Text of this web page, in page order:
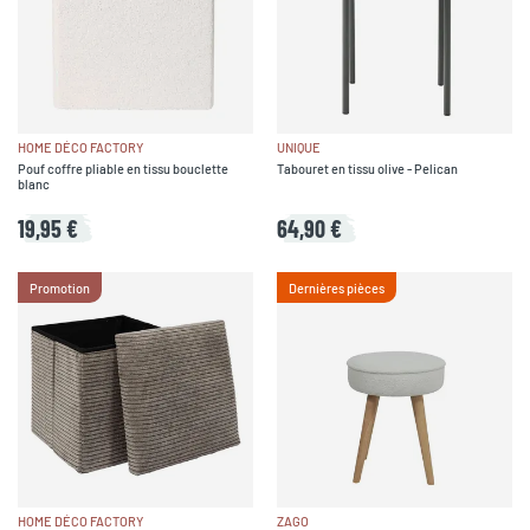
HOME DÉCO FACTORY
Pouf coffre pliable en tissu bouclette
blanc
19,95 €
UNIQUE
Tabouret en tissu olive - Pelican
64,90 €
Promotion
HOME DÉCO FACTORY
Dernières pièces
ZAGO